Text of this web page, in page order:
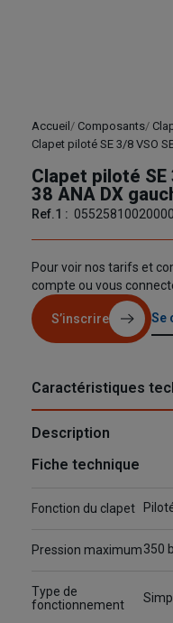
Accueil Composants
Clapet piloté SE 3/8 VSO
Clapet piloté SE
38 ANA DX
Ref.1 :
Pour voir nos tarifs et
compte ou vous
S’inscrire Se
Caractéristiques
Description
Fiche technique
Fonction du clapet
Pression maximum350
Type de
fonctionnement